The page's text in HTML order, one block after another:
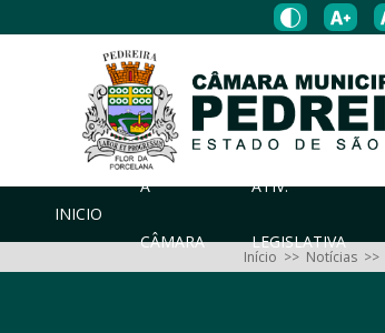
INICIO
A
CÂMARA
ATIV.
LEGISLATIVA
Início >> Notícias>>